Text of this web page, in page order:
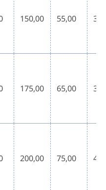
150,00 55,00
175,00 65,00
200,00 75,00